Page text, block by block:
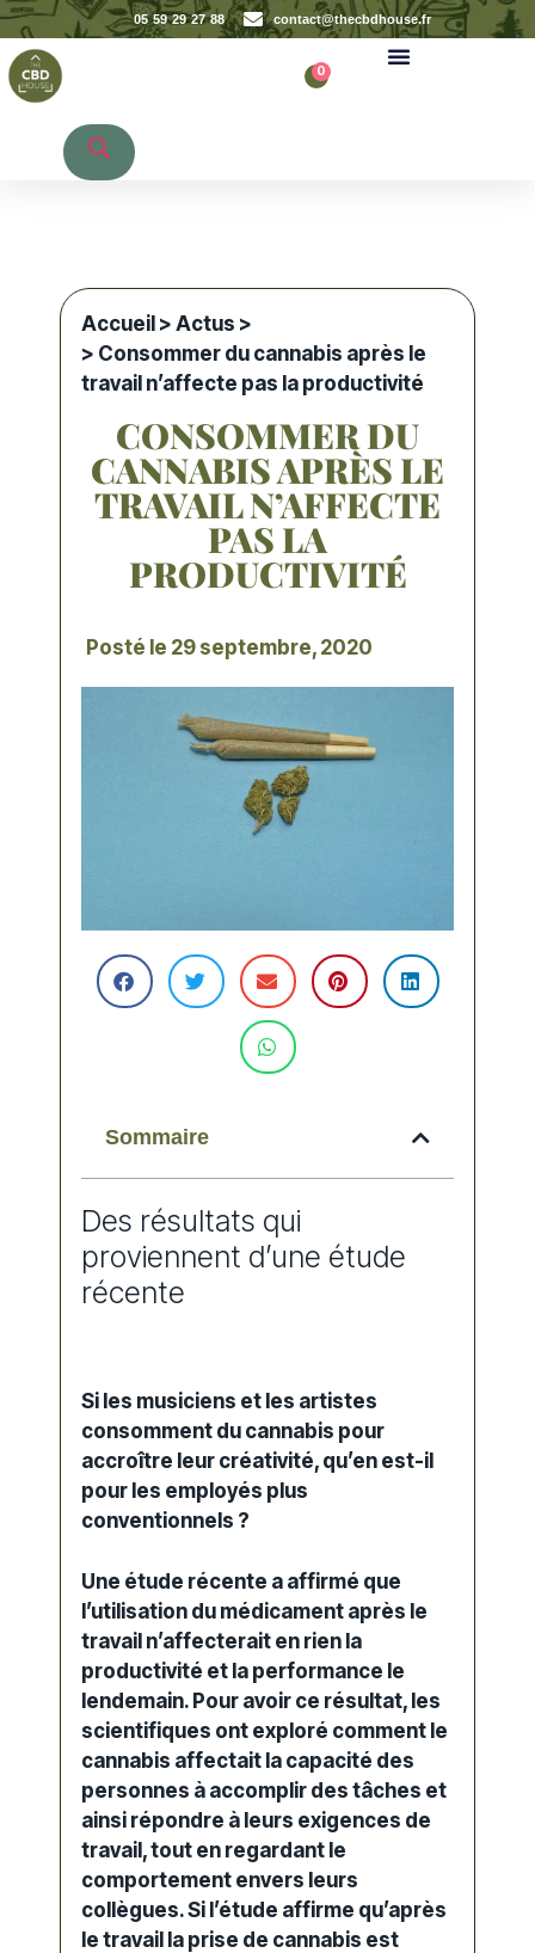
05 59 29 27 88 contact@thecbdhouse.fr
0
Accueil >Actus >
> Consommer du cannabis après le
travail n’affecte pas la productivité
CONSOMMER DU
CANNABIS APRÈS LE
TRAVAIL N’AFFECTE
PAS LA
PRODUCTIVITÉ
Posté le 29 septembre, 2020
Sommaire
Des résultats qui
proviennent d’une étude
récente
Si les musiciens et les artistes
consomment du cannabis pour
accroître leur créativité, qu’en est-il
pour les employés plus
conventionnels ?
Une étude récente a affirmé que
l’utilisation du médicament après le
travail n’affecterait en rien la
productivité et la performance le
lendemain. Pour avoir ce résultat, les
scientifiques ont exploré comment le
cannabis affectait la capacité des
personnes à accomplir des tâches et
ainsi répondre à leurs exigences de
travail, tout en regardant le
comportement envers leurs
collègues. Si l’étude affirme qu’après
le travail la prise de cannabis est